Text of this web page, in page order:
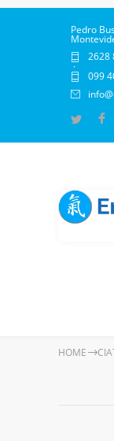
Pedro
2628
·
099
HOME